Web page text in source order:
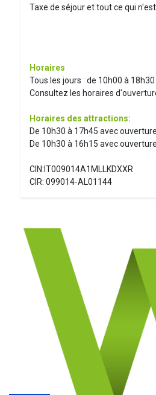
Taxe de séjour et tout ce qui
Horaires
Tous les jours : de 10h00 à 18h30
Consultez les horaires
Horaires des attractions:
De 10h30 à 17h45 avec
De 10h30 à 16h15 avec
CIN:IT009014A1MLLKDXXR
CIR: 099014-AL01144